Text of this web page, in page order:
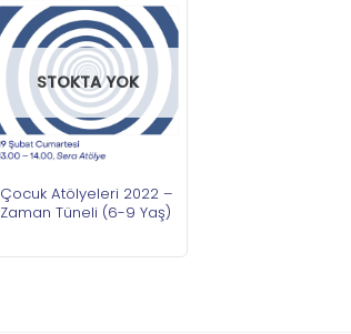
STOKTA YOK
Çocuk Atölyeleri 2022 –
Zaman Tüneli (6-9 Yaş)